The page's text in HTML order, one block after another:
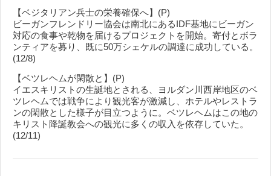
【ベジタリアン兵士の栄養確保へ】(P)
ビーガンフレンドリー協会は南北にあるIDF基地にビーガン
対応の食事や乾物を届けるプロジェクトを開始。寄付とボラ
ンティアを募り、既に50万シェケルの調達に成功している。
(12/8)
【ベツレヘムが閑散と】(P)
イエスキリストの生誕地とされる、ヨルダン川西岸地区のベ
ツレヘムでは戦争により観光客が激減し、ホテルやレストラ
ンの閑散とした様子が目立つように。ベツレヘムはこの地の
キリスト降誕教会への観光に多くの収入を依存していた。
(12/11)